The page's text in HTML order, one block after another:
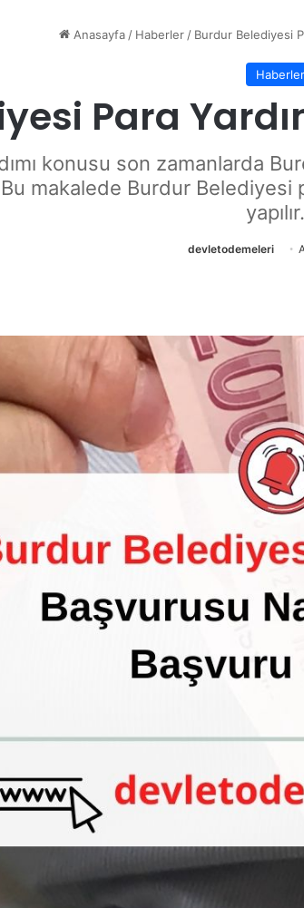
Anasayfa / Haberler / Burdur Belediyesi
Haberler
Para
konusu son zamanlarda
makalede Burdur Belediyesi
devletodemeleri